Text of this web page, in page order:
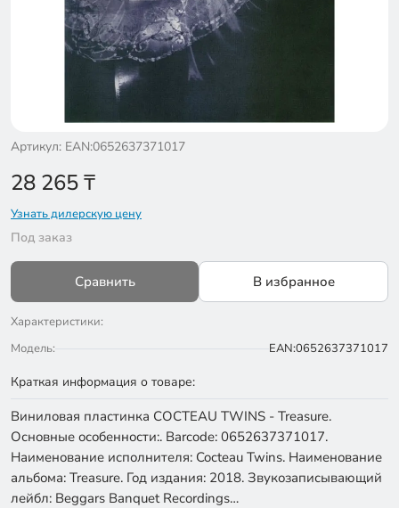
Артикул: EAN:0652637371017
28 265₸
Узнать дилерскую цену
Под заказ
Сравнить В избранное
Характеристики:
Модель:
EAN:0652637371017
Краткая информация о товаре:
Виниловая пластинка COCTEAU TWINS - Treasure.
Основные особенности:. Barcode: 0652637371017.
Наименование исполнителя: Cocteau Twins. Наименование
альбома: Treasure. Год издания: 2018. Звукозаписывающий
лейбл: Beggars Banquet Recordings…